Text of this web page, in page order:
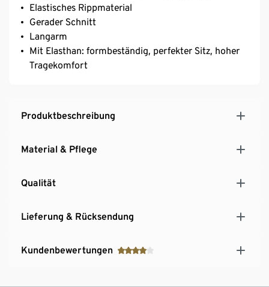
Elastisches Rippmaterial
Gerader Schnitt
Langarm
Mit Elasthan: formbeständig, perfekter Sitz, hoher
Tragekomfort
Produktbeschreibung
Material & Pflege
Qualität
Lieferung & Rücksendung
Kundenbewertungen